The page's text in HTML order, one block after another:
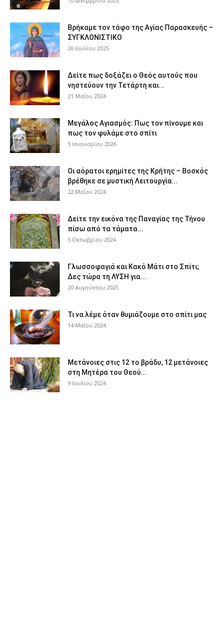
Βρήκαμε τον τάφο της Αγίας Παρασκευής –
ΣΥΓΚΛΟΝΙΣΤΙΚΟ
26 Ιουλίου 2025
Δείτε πως δοξάζει ο Θεός αυτούς που
νηστεύουν την Τετάρτη και...
21 Μαΐου 2024
Μεγάλος Αγιασμός: Πως τον πίνουμε και
πως τον φυλάμε στο σπίτι
5 Ιανουαρίου 2026
Οι αόρατοι ερημίτες της Κρήτης – Βοσκός
βρέθηκε σε μυστική Λειτουργία...
22 Μαΐου 2024
Δείτε την εικόνα της Παναγίας της Τήνου
πίσω από τα τάματα...
5 Οκτωβρίου 2024
Γλωσσοφαγιά και Κακό Μάτι στο Σπίτι;
Δες τώρα τη ΛΥΣΗ για...
20 Αυγούστου 2025
Τι να λέμε όταν θυμιάζουμε στο σπίτι μας
14 Μαΐου 2024
Μετάνοιες στις 12 το βράδυ, 12 μετάνοιες
στη Μητέρα του Θεού...
9 Ιουλίου 2024